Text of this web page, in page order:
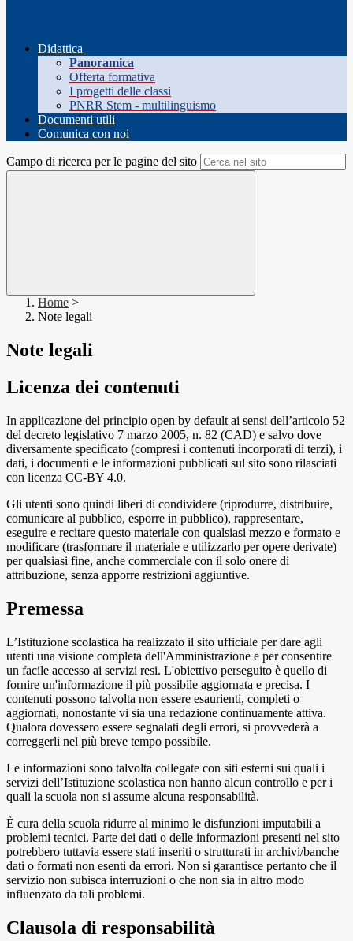
Didattica
Panoramica
Offerta formativa
I progetti delle classi
PNRR Stem - multilinguismo
Documenti utili
Comunica con noi
Campo di ricerca per le pagine del sito
Home >
Note legali
Note legali
Licenza dei contenuti
In applicazione del principio open by default ai sensi dell’articolo 52
del decreto legislativo 7 marzo 2005, n. 82 (CAD) e salvo dove
diversamente specificato (compresi i contenuti incorporati di terzi), i
dati, i documenti e le informazioni pubblicati sul sito sono rilasciati
con licenza CC-BY 4.0.
Gli utenti sono quindi liberi di condividere (riprodurre, distribuire,
comunicare al pubblico, esporre in pubblico), rappresentare,
eseguire e recitare questo materiale con qualsiasi mezzo e formato e
modificare (trasformare il materiale e utilizzarlo per opere derivate)
per qualsiasi fine, anche commerciale con il solo onere di
attribuzione, senza apporre restrizioni aggiuntive.
Premessa
L’Istituzione scolastica ha realizzato il sito ufficiale per dare agli
utenti una visione completa dell'Amministrazione e per consentire
un facile accesso ai servizi resi. L'obiettivo perseguito è quello di
fornire un'informazione il più possibile aggiornata e precisa. I
contenuti possono talvolta non essere esaurienti, completi o
aggiornati, nonostante vi sia una redazione continuamente attiva.
Qualora dovessero essere segnalati degli errori, si provvederà a
correggerli nel più breve tempo possibile.
Le informazioni sono talvolta collegate con siti esterni sui quali i
servizi dell’Istituzione scolastica non hanno alcun controllo e per i
quali la scuola non si assume alcuna responsabilità.
È cura della scuola ridurre al minimo le disfunzioni imputabili a
problemi tecnici. Parte dei dati o delle informazioni presenti nel sito
potrebbero tuttavia essere stati inseriti o strutturati in archivi/banche
dati o formati non esenti da errori. Non si garantisce pertanto che il
servizio non subisca interruzioni o che non sia in altro modo
influenzato da tali problemi.
Clausola di responsabilità